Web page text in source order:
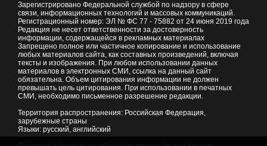
Зарегистрировано Федеральной службой по надзору в сфере
связи, информационных технологий и массовых коммуникаций.
Регистрационный номер: ЭЛ № ФС 77 - 75882 от 24 июня 2019 года
Редакция не несет ответственности за достоверность
информации, содержащейся в рекламных материалах
Запрещено полное или частичное копирование и использование
любых материалов сайта, как составных произведений, включая
тексты и изображения. При любом использовании данных
материалов в электронных СМИ, ссылка на данный сайт
обязательна. Объем цитирования информации не должен
превышать цель цитирования. При использовании в печатных
СМИ, необходимо письменное разрешение редакции.
Территория распространения: Российская Федерация,
зарубежные страны
Языки: русский, английский